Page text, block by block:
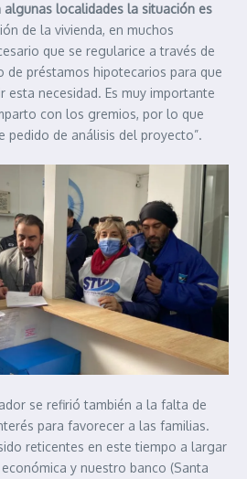
algunas localidades la situación es
de la vivienda, en muchos
que se regularice a través de
préstamos hipotecarios para que
esta necesidad. Es muy importante
con los gremios, por lo que
pedido de análisis del proyecto”.
se refirió también a la falta de
para favorecer a las familias.
reticentes en este tiempo a largar
y nuestro banco (Santa